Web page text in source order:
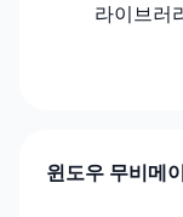
라이브러
윈도우 무비메